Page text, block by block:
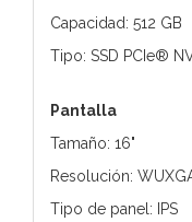
Capacidad: 512 GB
Tipo: SSD PCIe®
Pantalla
Tamaño: 16"
Resolución:
Tipo de panel: IPS